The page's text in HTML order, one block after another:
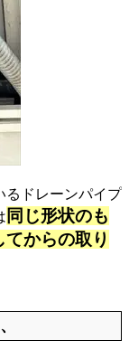
ドレーンパイプ
同じ形状のも
からの取り